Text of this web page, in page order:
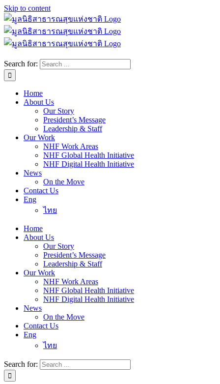
Skip to content
Search for:
Home
About Us
Our Story
President’s Message
Leadership & Staff
Our Work
NHF Work Areas
NHF Global Health Initiative
NHF Digital Health Initiative
News
On the Move
Contact Us
Eng
ไทย
Home
About Us
Our Story
President’s Message
Leadership & Staff
Our Work
NHF Work Areas
NHF Global Health Initiative
NHF Digital Health Initiative
News
On the Move
Contact Us
Eng
ไทย
Search for: